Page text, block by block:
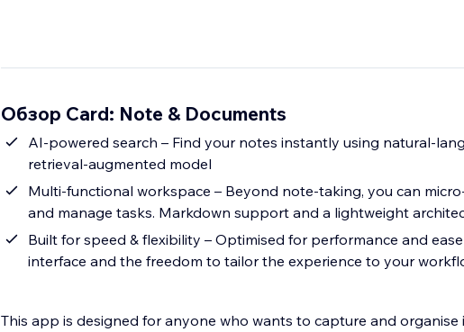
Обзор Card: Note & Documents
AI‑powered search – Find your notes instantly using
retrieval‑augmented model
Multi‑functional workspace – Beyond note‑taking, you can
and manage tasks. Markdown support and a lightweight
Built for speed & flexibility – Optimised for performance and
interface and the freedom to tailor the experience to your
This app is designed for anyone who wants to capture and